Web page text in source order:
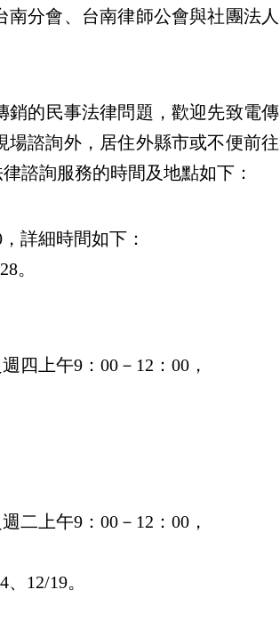
分會、台南律師公會與社團法人
銷的民事法律問題，歡迎先致電傳
諮詢外，居住外縣市或不便前往
諮詢服務的時間及地點如下：
詳細時間如下：
。
四上午9：00－12：00，
二上午9：00－12：00，
12/19。